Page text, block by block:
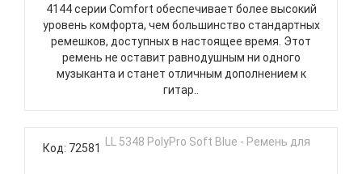
4144 серии Comfort обеспечивает более высокий
уровень комфорта, чем большинство стандартных
ремешков, доступных в настоящее время. Этот
ремень не оставит равнодушным ни одного
музыканта и станет отличным дополнением к
гитар..
Код: 72581